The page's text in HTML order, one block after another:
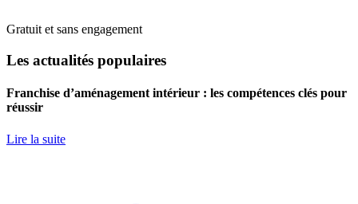
Gratuit et sans engagement
Les actualités populaires
Franchise d’aménagement intérieur : les compétences clés pour
réussir
Lire la suite